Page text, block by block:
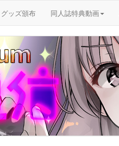
グッズ頒布 同人誌特典動画